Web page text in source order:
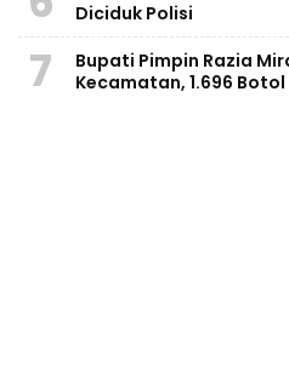
Diciduk Polisi
7
Bupati Pimpin Razia
Kecamatan, 1.696